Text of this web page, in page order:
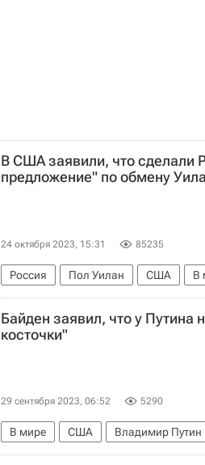
В США заявили, что сделали
предложение" по обмену
24 октября 2023, 15:31 85235
Россия Пол Уилан США В
Константин Ярошенко
Байден заявил, что у Путина
косточки"
29 сентября 2023, 06:52 5290
В мире США Владимир Путин